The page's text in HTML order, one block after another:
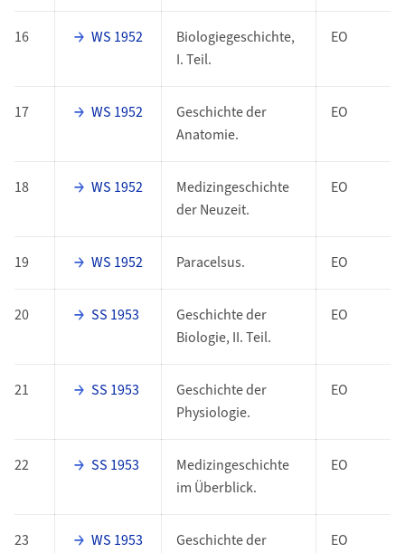
16 WS 1952
Biologiegeschichte,
I. Teil.
EO
17 WS 1952
Geschichte der
Anatomie.
EO
18 WS 1952
Medizingeschichte
der Neuzeit.
EO
19 WS 1952 Paracelsus. EO
20 SS 1953
Geschichte der
Biologie, II. Teil.
EO
21 SS 1953
Geschichte der
Physiologie.
EO
22 SS 1953
Medizingeschichte
im Überblick.
EO
23 WS 1953 Geschichte der EO